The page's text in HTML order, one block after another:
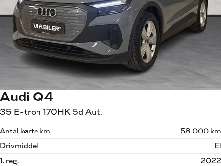
Audi Q4
35 E-tron 170HK 5d Aut.
Antal kørte km
58.000 km
Drivmiddel
El
1. reg.
2022